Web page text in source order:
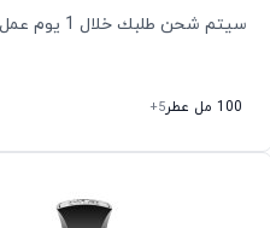
سيتم شحن طلبك خلال 1 يوم عمل
100 مل عطر
+5